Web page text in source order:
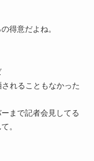
得意だよね。
れることもなかった
まで記者会見してる
。